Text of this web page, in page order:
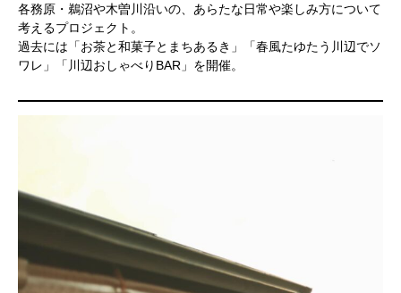
各務原・鵜沼や木曽川沿いの、あらたな日常や楽しみ方について
考えるプロジェクト。
過去には「お茶と和菓子とまちあるき」「春風たゆたう川辺でソ
ワレ」「川辺おしゃべりBAR」を開催。